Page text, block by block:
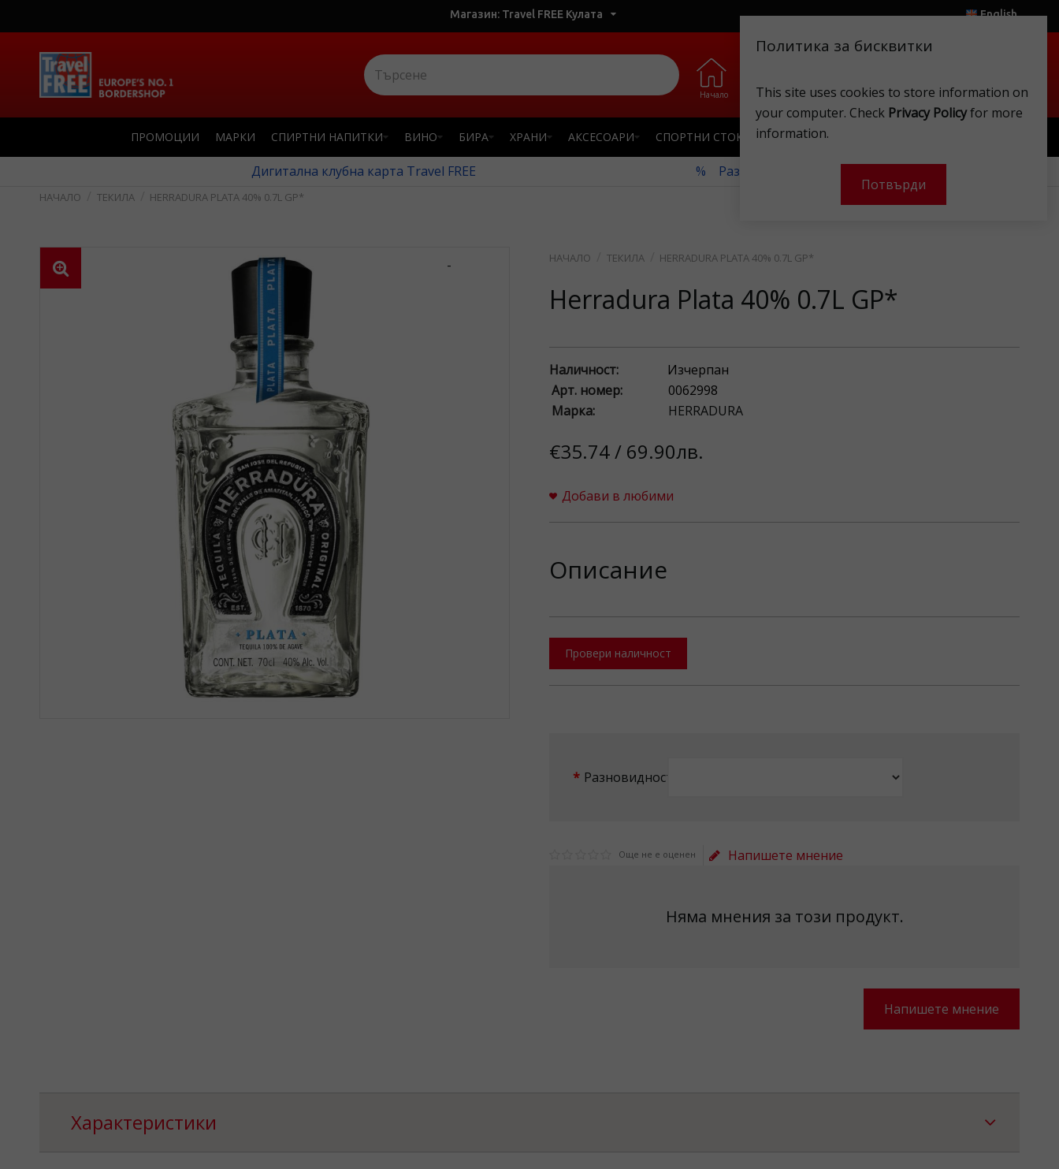
Политика за бисквитки
This site uses cookies to store information on
your computer. Check Privacy Policyfor more
information.
Потвърди
Магазин: Travel FREE Кулата English
Начало Любими Магазини Клубна карта Акаунт Кошница
ПРОМОЦИИ МАРКИ СПИРТНИ НАПИТКИ ВИНО БИРА ХРАНИ АКСЕСОАРИ СПОРТНИ СТОКИ ИГРАЧКИ
Дигитална клубна карта Travel FREE % Разгледайте нашите месечни оферти!
ТЕКИЛА HERRADURA PLATA 40% 0.7L GP*
- ТЕКИЛА HERRADURA PLATA 40% 0.7L GP*
Herradura Plata 40% 0.7L GP*
Наличност:
Изчерпан
Арт. номер:
0062998
Марка:
HERRADURA
€35.74 / 69.90лв.
Добави в любими
Описание
Провери наличност
Разновидност
Още не е оценен Напишете мнение
Няма мнения за този продукт.
Напишете мнение
Характеристики